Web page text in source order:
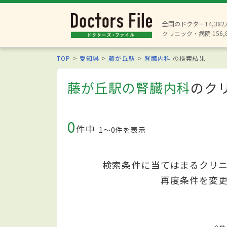
全国のドクター14,382
クリニック・病院
TOP 愛知県 藤が丘駅 腎臓内科 の検索結果
藤が丘駅の腎臓内科のク
0件中 1〜0件を表示
検索条件に当てはまるクリ
再度条件を変